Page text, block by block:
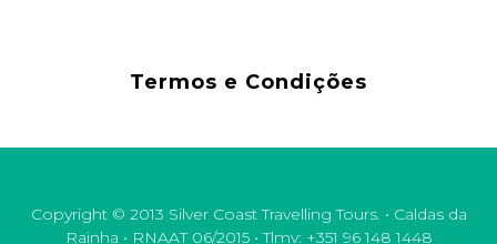
Termos e Condições
Copyright © 2013 Silver Coast Travelling Tours. • Caldas da
Rainha • RNAAT 06/2015 • Tlmv: +351 96 148 1448